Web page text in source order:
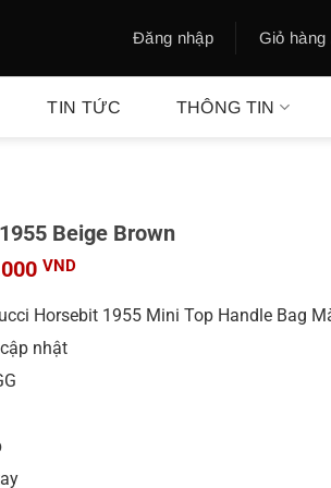
Đăng nhập Giỏ
TIN TỨC THÔNG TIN
Beige Brown
VNDKhoảng
từ
Horsebit 1955 Mini Top Handle Bag
nhật